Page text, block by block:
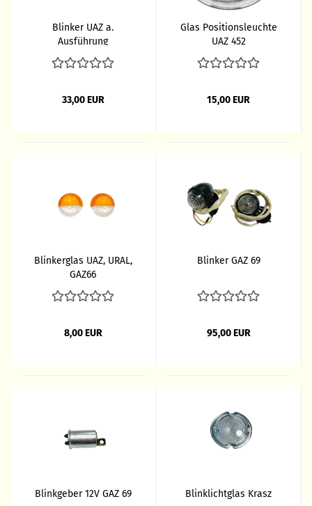
Blinker UAZ a.
Ausführung
33,00 EUR
Glas Positionsleuchte
UAZ 452
15,00 EUR
Blinkerglas UAZ, URAL,
GAZ66
8,00 EUR
Blinker GAZ 69
95,00 EUR
Blinkgeber 12V GAZ 69 Blinklichtglas Krasz